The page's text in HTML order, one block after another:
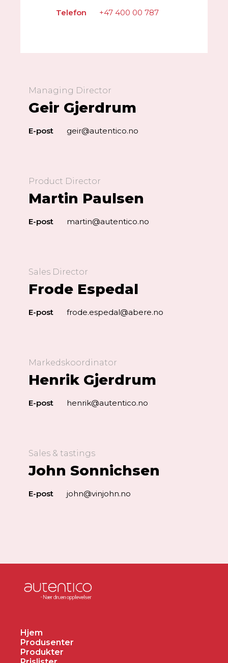
Telefon
+47 400 00 787
Managing Director
Geir Gjerdrum
E-post geir@autentico.no
Product Director
Martin Paulsen
E-post martin@autentico.no
Sales Director
Frode Espedal
E-post frode.espedal@abere.no
Markedskoordinator
Henrik Gjerdrum
E-post henrik@autentico.no
Sales & tastings
John Sonnichsen
E-post john@vinjohn.no
Hjem
Produsenter
Produkter